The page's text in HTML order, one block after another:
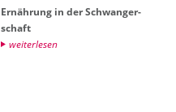
Er­näh­rung in der Schwan­ger­
schaft
wei­ter­le­sen